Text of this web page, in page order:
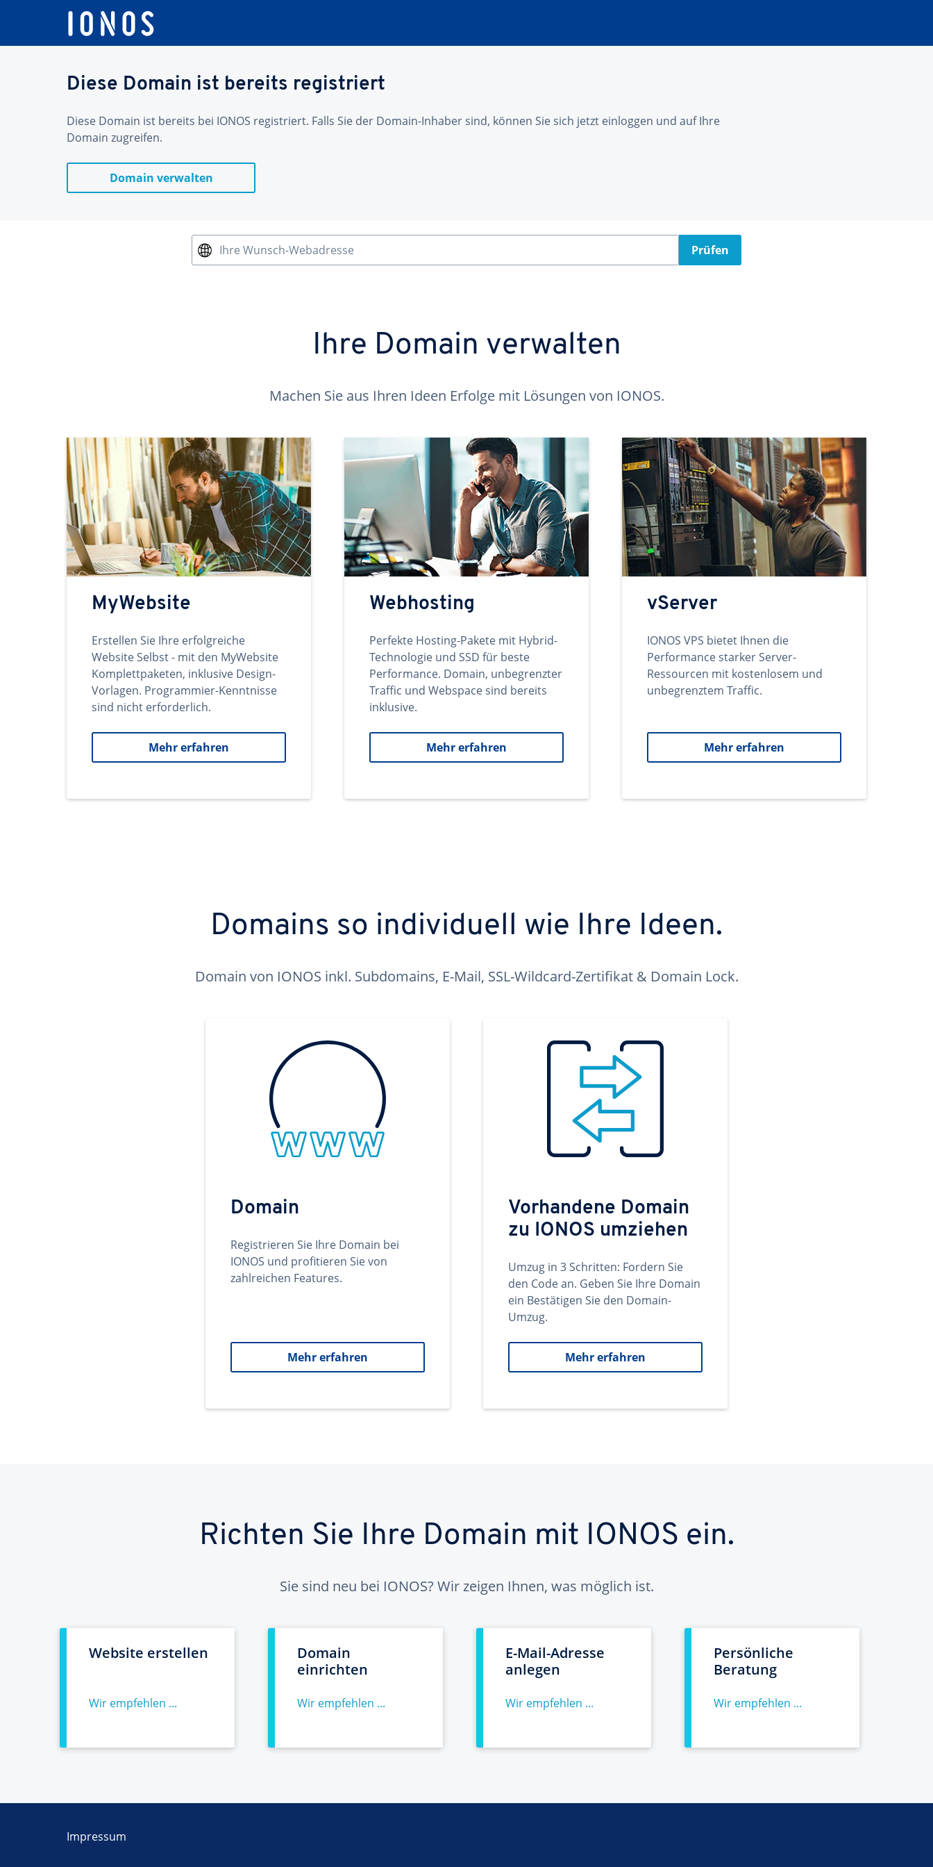
Diese Domain ist bereits registriert
Diese Domain ist bereits bei IONOS registriert. Falls Sie der Domain-Inhaber sind, können Sie sich jetzt einloggen und auf Ihre
Domain zugreifen.
Domain verwalten
Ihre Wunsch-Webadresse Prüfen
Ihre Domain verwalten
Machen Sie aus Ihren Ideen Erfolge mit Lösungen von IONOS.
MyWebsite
Erstellen Sie Ihre erfolgreiche
Website Selbst - mit den MyWebsite
Komplettpaketen, inklusive Design-
Vorlagen. Programmier-Kenntnisse
sind nicht erforderlich.
Mehr erfahren
Webhosting
Perfekte Hosting-Pakete mit Hybrid-
Technologie und SSD für beste
Performance. Domain, unbegrenzter
Traffic und Webspace sind bereits
inklusive.
Mehr erfahren
vServer
IONOS VPS bietet Ihnen die
Performance starker Server-
Ressourcen mit kostenlosem und
unbegrenztem Traffic.
Mehr erfahren
Domains so individuell wie Ihre Ideen.
Domain von IONOS inkl. Subdomains, E-Mail, SSL-Wildcard-Zertifikat & Domain Lock.
Domain
Registrieren Sie Ihre Domain bei
IONOS und profitieren Sie von
zahlreichen Features.
Mehr erfahren
Vorhandene Domain
zu IONOS umziehen
Umzug in 3 Schritten: Fordern Sie
den Code an. Geben Sie Ihre Domain
ein Bestätigen Sie den Domain-
Umzug.
Mehr erfahren
Richten Sie Ihre Domain mit IONOS ein.
Sie sind neu bei IONOS? Wir zeigen Ihnen, was möglich ist.
Website erstellen
Wir empfehlen ...
Domain
einrichten
Wir empfehlen ...
E-Mail-Adresse
anlegen
Wir empfehlen ...
Persönliche
Beratung
Wir empfehlen ...
Impressum